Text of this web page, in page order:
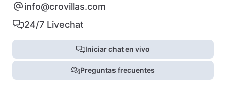
info@crovillas.com
24/7 Livechat
Iniciar chat en vivo
Preguntas frecuentes